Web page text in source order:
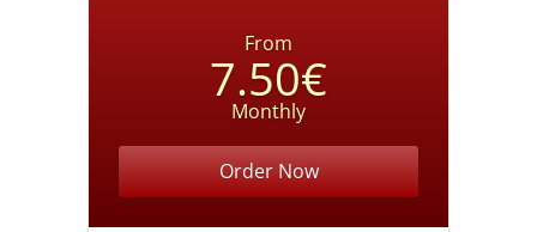
From
7.50€
Monthly
Order Now